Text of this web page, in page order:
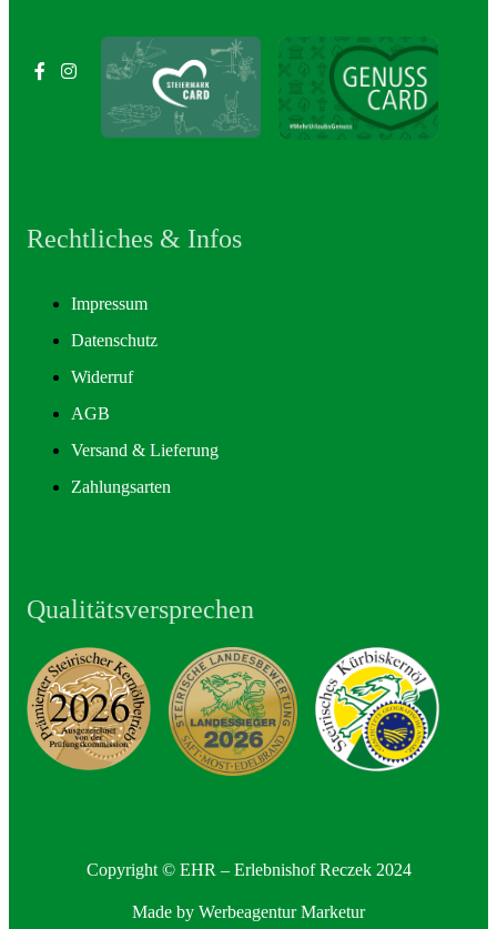
Rechtliches & Infos
Impressum
Datenschutz
Widerruf
AGB
Versand & Lieferung
Zahlungsarten
Qualitätsversprechen
Copyright © EHR – Erlebnishof Reczek 2024
Made by Werbeagentur Marketur